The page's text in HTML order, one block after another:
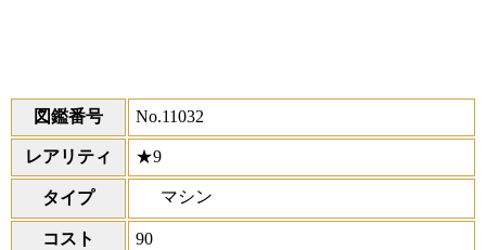
図鑑番号 No.11032
レアリティ ★9
タイプ マシン
コスト 90